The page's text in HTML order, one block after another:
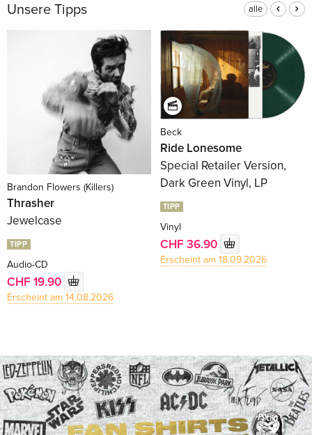
Unsere Tipps alle
Brandon Flowers (Killers)
Thrasher
Jewelcase
TIPP
Audio-CD
CHF 19.90
Erscheint am 14.08.2026
Beck
Ride Lonesome
Special Retailer Version,
Dark Green Vinyl, LP
TIPP
Vinyl
CHF 36.90
Erscheint am 18.09.2026